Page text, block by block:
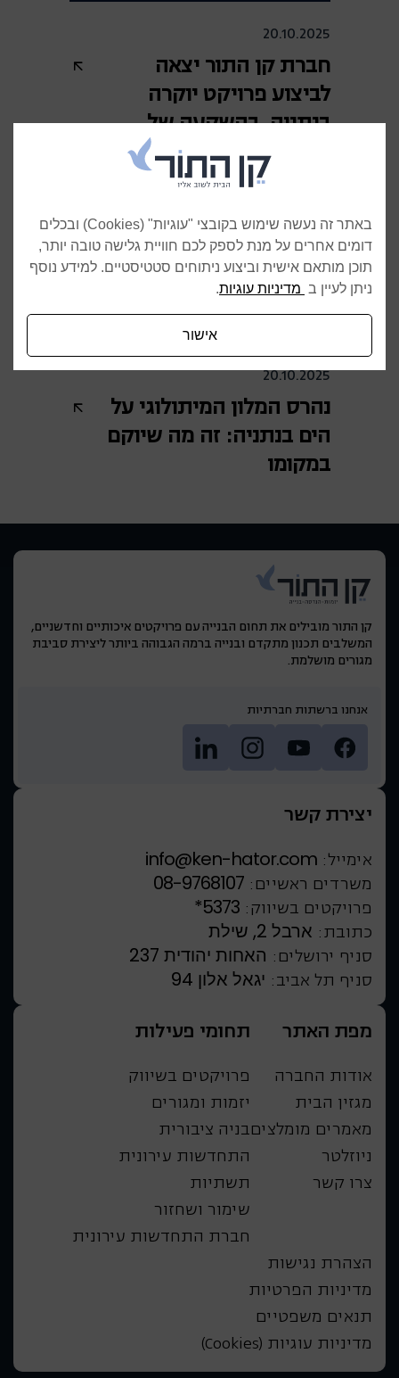
20.10.2025
חברת קן התור יצאה
לביצוע פרויקט יוקרה
בנתניה, בהשקעה של
20.10.2025
נהרס המלון המיתולוגי על
הים בנתניה: זה מה שיוקם
במקומו
קן התור מובילים את תחום הבנייה עם פרויקטים איכותיים וחדשניים,
המשלבים תכנון מתקדם ובנייה ברמה הגבוהה ביותר ליצירת סביבת
מגורים מושלמת.
אנחנו ברשתות חברתיות
יצירת קשר
אימייל: info@ken-hator.com
משרדים ראשיים: 08-9768107
פרויקטים בשיווק: *5373
כתובת: ארבל 2, שילת
סניף ירושלים: האחות יהודית 237
סניף תל אביב: יגאל אלון 94
מפת האתר
אודות החברה
מגזין הבית
מאמרים מומלצים
ניוזלטר
צרו קשר
תחומי פעילות
פרויקטים בשיווק
יזמות ומגורים
בניה ציבורית
התחדשות עירונית
תשתיות
שימור ושחזור
חברת התחדשות עירונית
הצהרת נגישות
מדיניות הפרטיות
תנאים משפטיים
מדיניות עוגיות (Cookies)
באתר זה נעשה שימוש בקובצי "עוגיות" (Cookies) ובכלים
דומים אחרים על מנת לספק לכם חוויית גלישה טובה יותר,
תוכן מותאם אישית וביצוע ניתוחים סטטיסטיים. למידע נוסף
ניתן לעיין ב מדיניות עוגיות.
אישור